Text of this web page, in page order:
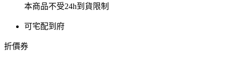
本商品不受24h到貨限制
可宅配到府
折價券